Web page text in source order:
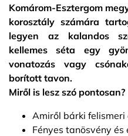
Komárom-Esztergom
korosztály számára
legyen az kalandos
kellemes séta egy
vonatozás vagy
borított tavon.
Miről is lesz szó pontosan?
Amiről bárki
Fényes tanösvény